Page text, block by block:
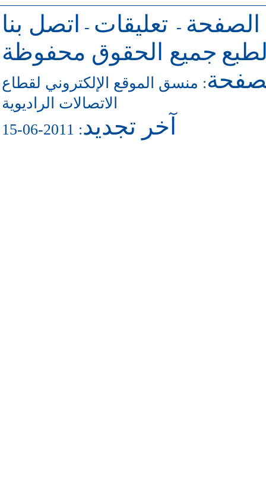
الصفحة - تعليقات -
اتصل بنا
جميع الحقوق محفوظة
: منسق الموقع الإلكتروني لقطاع
الاتصالات الراديوية
آخر تجديد: 2011-06-15